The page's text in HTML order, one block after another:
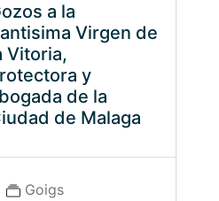
a la
Virgen de
Vitoria,
y
de la
de Malaga
Goigs